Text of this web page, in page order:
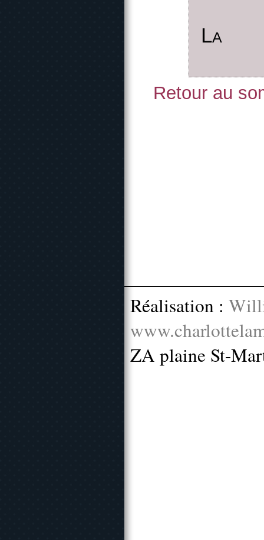
La
Retour au
Réalisation :
ZA plaine St-